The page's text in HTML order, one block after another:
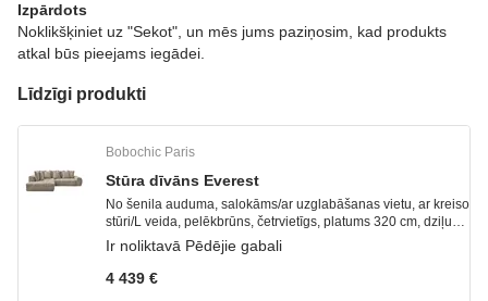
Izpārdots
Noklikšķiniet uz "Sekot", un mēs jums paziņosim, kad produkts
atkal būs pieejams iegādei.
Līdzīgi produkti
Bobochic Paris
Stūra dīvāns Everest
No šenila auduma, salokāms/ar uzglabāšanas vietu, ar kreiso
stūri/L veida, pelēkbrūns, četrvietīgs, platums 320 cm, dziļums
212 cm, sēdekļa dziļums 65 cm
Ir noliktavā Pēdējie gabali
4 439 €